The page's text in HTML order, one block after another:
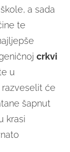
a sada
te
crkvi
u
će
šapnut
krasi